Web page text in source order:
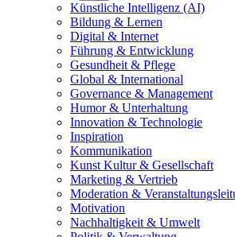
Künstliche Intelligenz (AI)
Bildung & Lernen
Digital & Internet
Führung & Entwicklung
Gesundheit & Pflege
Global & International
Governance & Management
Humor & Unterhaltung
Innovation & Technologie
Inspiration
Kommunikation
Kunst Kultur & Gesellschaft
Marketing & Vertrieb
Moderation &
Motivation
Nachhaltigkeit & Umwelt